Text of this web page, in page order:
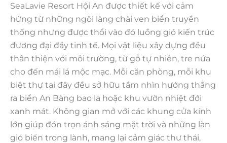
SeaLavie Resort Hội An được thiết kế với cảm
hứng từ những ngôi làng chài ven biển truyền
thống nhưng được thổi vào đó luồng gió kiến trúc
đương đại đầy tinh tế. Mọi vật liệu xây dựng đều
thân thiện với môi trường, từ gỗ tự nhiên, tre nứa
cho đến mái lá mộc mạc. Mỗi căn phòng, mỗi khu
biệt thự tại đây đều sở hữu tầm nhìn hướng thẳng
ra biển An Bàng bao la hoặc khu vườn nhiệt đới
xanh mát. Không gian mở với các khung cửa kính
lớn giúp đón trọn ánh sáng mặt trời và những làn
gió biển trong lành, mang lại cảm giác thư thái,